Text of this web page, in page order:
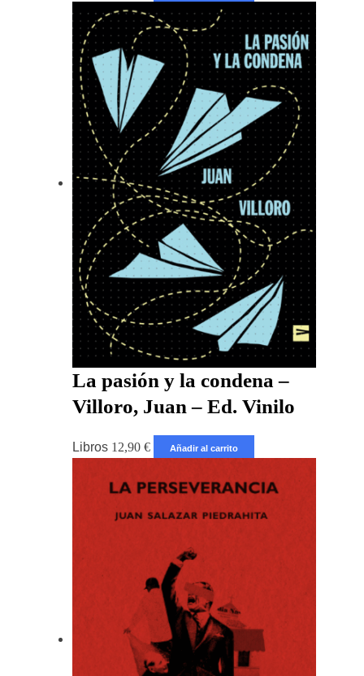
La pasión y la condena –
Villoro, Juan – Ed. Vinilo
Libros 12,90€ Añadir al carrito